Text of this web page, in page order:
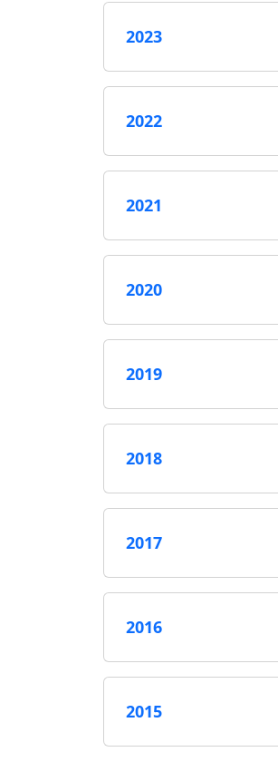
2023
2022
2021
2020
2019
2018
2017
2016
2015